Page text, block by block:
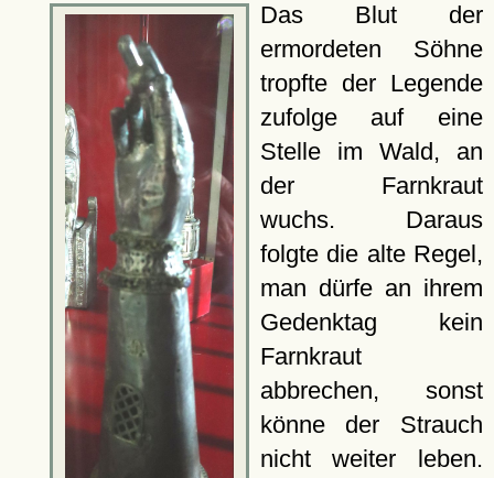
Das Blut der
ermordeten Söhne
tropfte der Legende
zufolge auf eine
Stelle im Wald, an
der Farnkraut
wuchs. Daraus
folgte die alte Regel,
man dürfe an ihrem
Gedenktag kein
Farnkraut
abbrechen, sonst
könne der Strauch
nicht weiter leben.